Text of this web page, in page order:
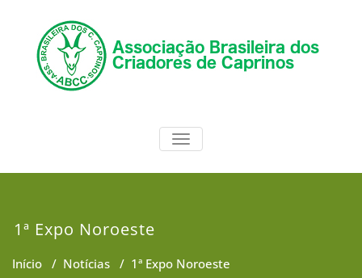
ABCC
Associação Brasileira dos
TOGGLE NAVIGATION
1ª Expo Noroeste
Início / Notícias / 1ª Expo Noroeste